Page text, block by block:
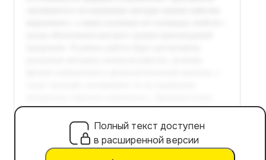
Полный текст доступен
в расширенной версии